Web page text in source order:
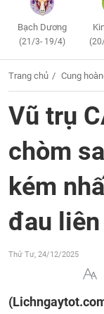
Bạch Dương
(21/3- 19/4)
Trang chủ Cung
Vũ trụ
chòm
kém
đau
Thứ Tư, 24/12/2025